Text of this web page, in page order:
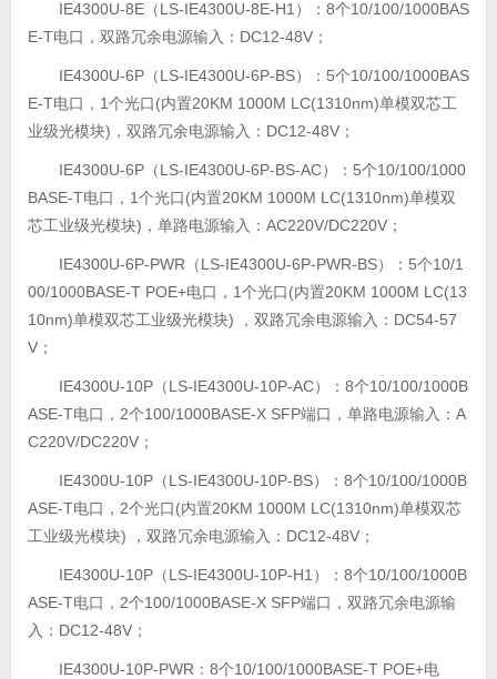
IE4300U-8E（LS-IE4300U-8E-H1）：8个10/100/1000BAS
E-T电口，双路冗余电源输入：DC12-48V；
IE4300U-6P（LS-IE4300U-6P-BS）：5个10/100/1000BAS
E-T电口，1个光口(内置20KM 1000M LC(1310nm)单模双芯工
业级光模块)，双路冗余电源输入：DC12-48V；
IE4300U-6P（LS-IE4300U-6P-BS-AC）：5个10/100/1000
BASE-T电口，1个光口(内置20KM 1000M LC(1310nm)单模双
芯工业级光模块)，单路电源输入：AC220V/DC220V；
IE4300U-6P-PWR（LS-IE4300U-6P-PWR-BS）：5个10/1
00/1000BASE-T POE+电口，1个光口(内置20KM 1000M LC(13
10nm)单模双芯工业级光模块) ，双路冗余电源输入：DC54-57
V；
IE4300U-10P（LS-IE4300U-10P-AC）：8个10/100/1000B
ASE-T电口，2个100/1000BASE-X SFP端口，单路电源输入：A
C220V/DC220V；
IE4300U-10P（LS-IE4300U-10P-BS）：8个10/100/1000B
ASE-T电口，2个光口(内置20KM 1000M LC(1310nm)单模双芯
工业级光模块) ，双路冗余电源输入：DC12-48V；
IE4300U-10P（LS-IE4300U-10P-H1）：8个10/100/1000B
ASE-T电口，2个100/1000BASE-X SFP端口，双路冗余电源输
入：DC12-48V；
IE4300U-10P-PWR：8个10/100/1000BASE-T POE+电